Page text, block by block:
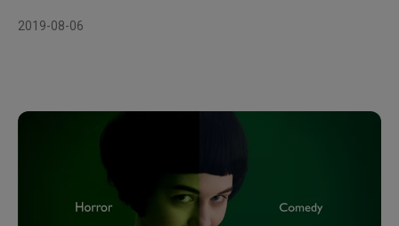
Bezug auf die Farbgenauigkeit?
2019-08-06